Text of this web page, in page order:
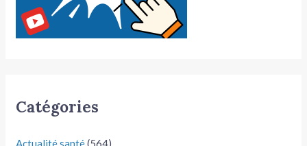
Catégories
Actualité santé(564)